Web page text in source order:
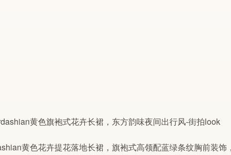
黄色花卉提花落地长裙，旗袍式高领配蓝绿条纹胸前装饰